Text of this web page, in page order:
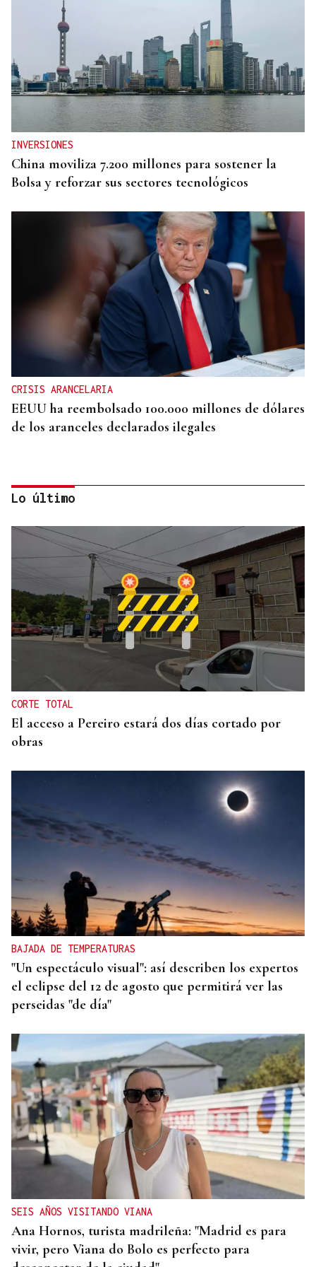
INVERSIONES
China moviliza 7.200 millones para sostener la
Bolsa y reforzar sus sectores tecnológicos
CRISIS ARANCELARIA
EEUU ha reembolsado 100.000 millones de dólares
de los aranceles declarados ilegales
HIDROCARBUROS
La OPEP+ sigue ampliando la oferta de petróleo
para estabilizar el mercado
Lo último
CORTE TOTAL
El acceso a Pereiro estará dos días cortado por
obras
BAJADA DE TEMPERATURAS
"Un espectáculo visual": así describen los expertos
el eclipse del 12 de agosto que permitirá ver las
perseidas "de día"
SEIS AÑOS VISITANDO VIANA
Ana Hornos, turista madrileña: "Madrid es para
vivir, pero Viana do Bolo es perfecto para